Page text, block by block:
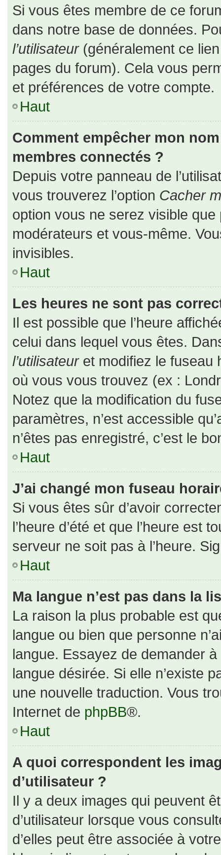
Si vous êtes membre de ce
dans notre base de données.
l’utilisateur(généralement ce
pages du forum). Cela vous
et préférences de votre compte.
Haut
Comment empêcher mon
membres connectés ?
Depuis votre panneau de
vous trouverez l’option Cacher
option vous ne serez visible
modérateurs et vous-même.
invisibles.
Haut
Les heures ne sont pas
Il est possible que l’heure
celui dans lequel vous êtes.
l’utilisateuret modifiez le fuseau
où vous vous trouvez (ex :
Notez que la modification du
paramètres, n’est accessible
n’êtes pas enregistré, c’est le
Haut
J’ai changé mon fuseau
Si vous êtes sûr d’avoir
l’heure d’été et que l’heure est
serveur ne soit pas à l’heure.
Haut
Ma langue n’est pas dans la
La raison la plus probable est
langue ou bien que personne
langue. Essayez de demander
langue désirée. Si elle n’existe
une nouvelle traduction. Vous
Internet de phpBB®.
Haut
A quoi correspondent les
d’utilisateur ?
Il y a deux images qui peuvent
d’utilisateur lorsque vous
d’elles peut être associée à